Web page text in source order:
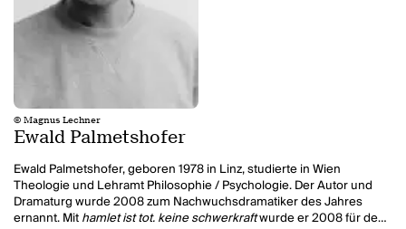
© Magnus Lechner
Ewald Palmetshofer
Ewald Palmetshofer, geboren 1978 in Linz, studierte in Wien
Theologie und Lehramt Philosophie / Psychologie. Der Autor und
Dramaturg wurde 2008 zum Nachwuchsdramatiker des Jahres
ernannt. Mithamlet ist tot. keine schwerkraftwurde er 2008 für den